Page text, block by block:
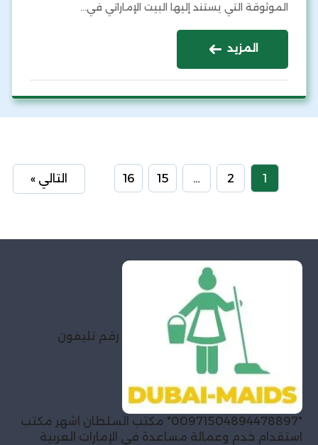
الموثوقة التي يستند إليها البيت الإماراتي في…
المزيد
1
2
…
15
16 التالي »
رقم تليفون
"00971504894478897" مكتب السلطان اشهر مكتب
استقدام خدم وعمالة مساعدة في الإمارات العربية